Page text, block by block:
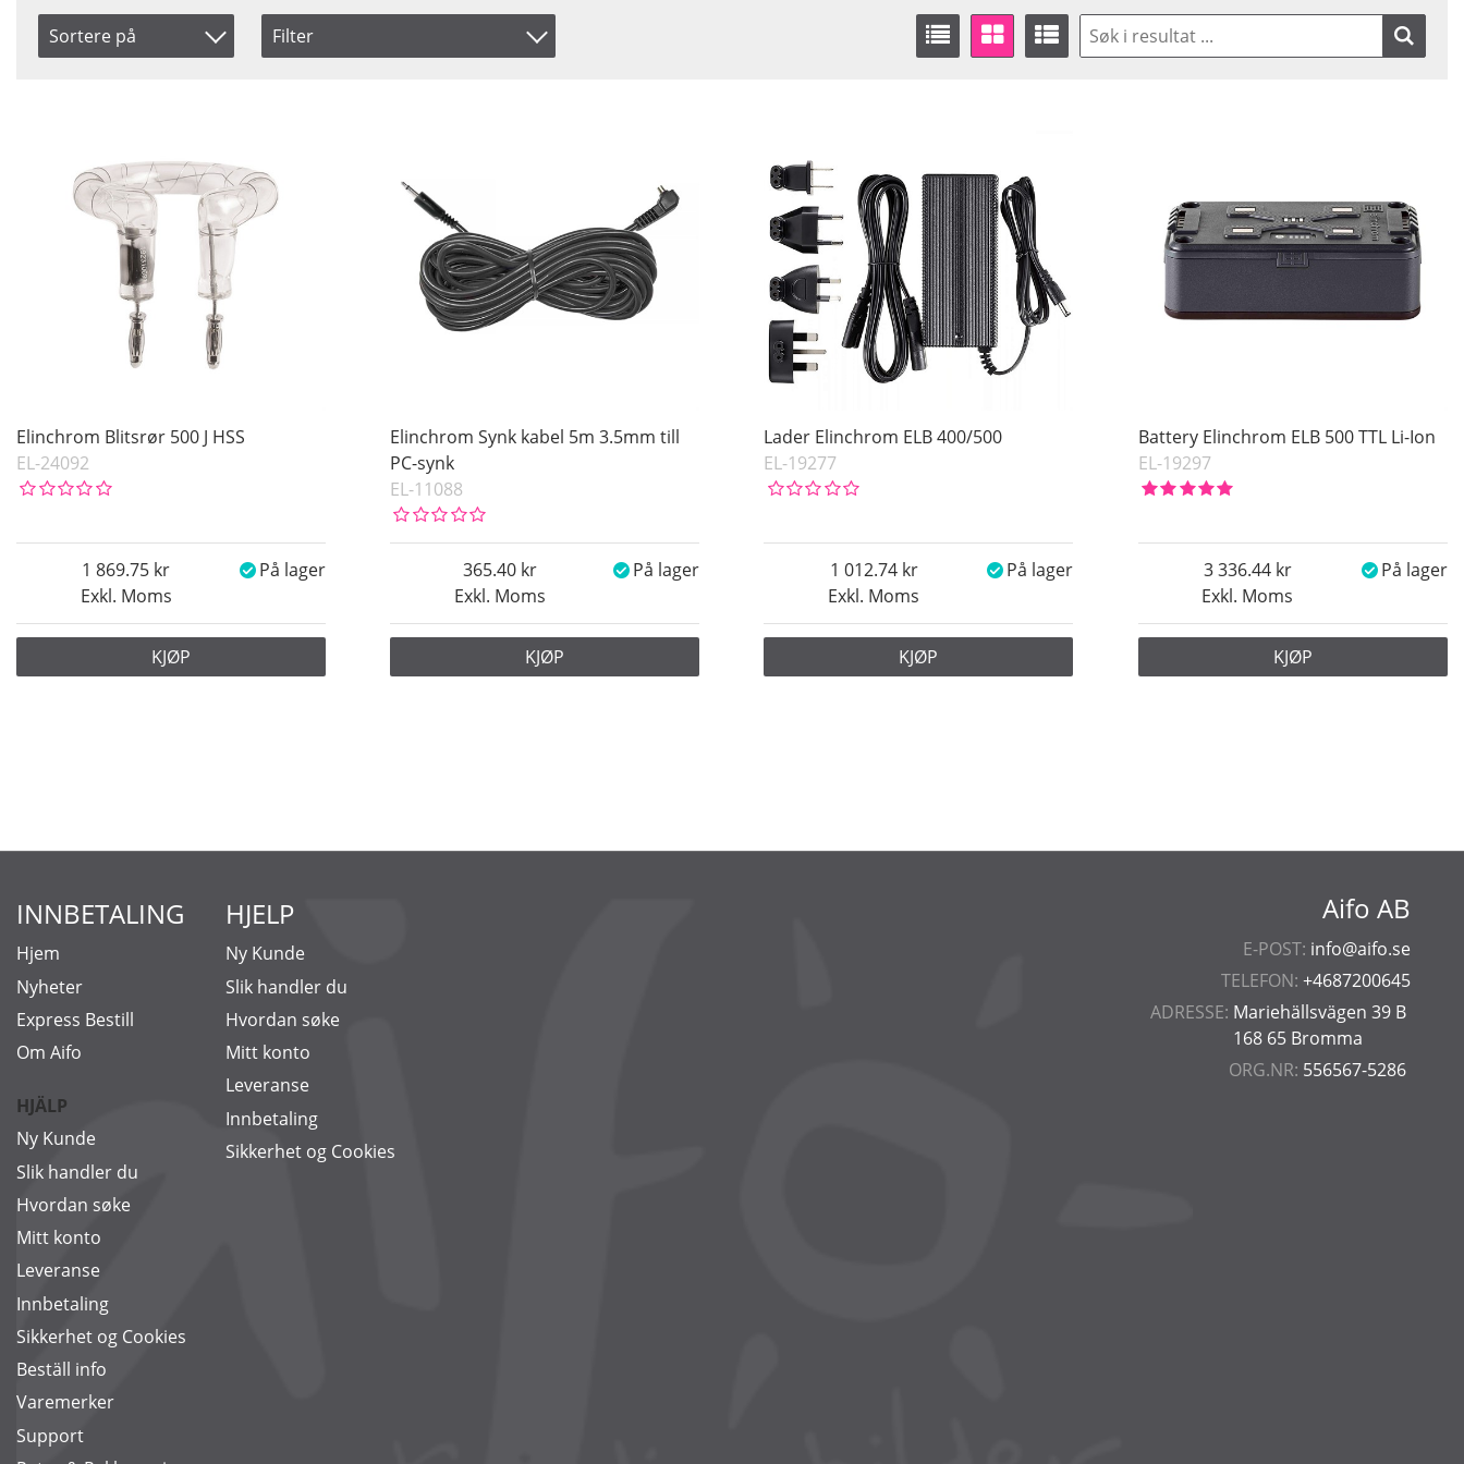
Sortere på Filter
Elinchrom Blitsrør 500 J HSS
EL-24092
Exkl. Moms
1 869.75 På lager
KJØP
Elinchrom Synk kabel 5m 3.5mm till
PC-synk
EL-11088
Exkl. Moms
365.40 På lager
KJØP
Lader Elinchrom ELB 400/500
EL-19277
Exkl. Moms
1 012.74 På lager
KJØP
Battery Elinchrom ELB 500 TTL Li-Ion
EL-19297
Exkl. Moms
3 336.44 På lager
KJØP
Aifo AB
E-POST: info@aifo.se
TELEFON: +4687200645
ADRESSE: Mariehällsvägen 39 B
168 65 Bromma
ORG.NR: 556567-5286
INNBETALING
Hjem
Nyheter
Express Bestill
Om Aifo
HJÄLP
Ny Kunde
Slik handler du
Hvordan søke
Mitt konto
Leveranse
Innbetaling
Sikkerhet og Cookies
Beställ info
Varemerker
Support
HJELP
Ny Kunde
Slik handler du
Hvordan søke
Mitt konto
Leveranse
Innbetaling
Sikkerhet og Cookies